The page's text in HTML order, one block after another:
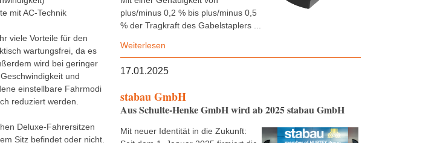
plus/minus 0,2 % bis plus/minus 0,5
% der Tragkraft des Gabelstaplers ...
Weiterlesen
17.01.2025
stabau GmbH
Aus Schulte-Henke GmbH wird ab 2025 stabau GmbH
Mit neuer Identität in die Zukunft:
mit AC-Technik
viele Vorteile für den
wartungsfrei, da es
wird bei geringer
und
einstellbare Fahrmodi
reduziert werden.
Deluxe-Fahrersitzen
Sitz befindet oder nicht.